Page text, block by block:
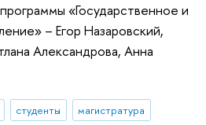
«Государственное и
– Егор Назаровский,
Александрова, Анна
студенты магистратура